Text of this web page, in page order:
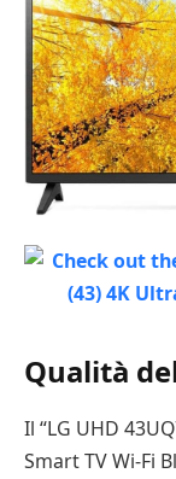
Qualità
Il “LG UHD
Smart TV Wi-Fi